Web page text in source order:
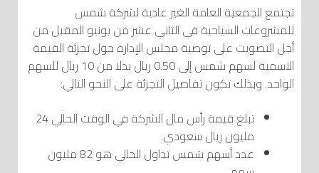
تجتمع الجمعية العامة الغير عادية لشركة شمس
للمشروعات السياحية في الثاني عشر من يونيو المقبل من
أجل التصويت على توصية مجلس الإدارة حول تجزئة القيمة
الاسمية لسهم شمس إلى 0.50 ريال بدلا من 10 ريال للسهم
الواحد. وبذلك تكون تفاصيل التجزئة على النحو التالي:
تبلغ قيمة رأس مال الشركة في الوقت الحالي 24
مليون ريال سعودي.
عدد أسهم شمس تداول الحالي هو 82 مليون